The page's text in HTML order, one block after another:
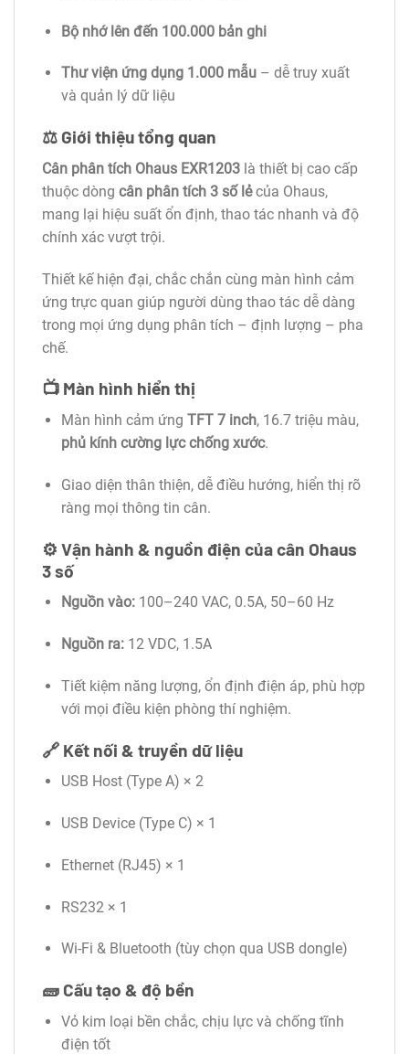
Bộ nhớ lên đến 100.000 bản ghi
Thư viện ứng dụng 1.000 mẫu– dễ truy xuất
và quản lý dữ liệu
⚖️ Giới thiệu tổng quan
Cân phân tích Ohaus EXR1203 là thiết bị cao cấp
thuộc dòng cân phân tích 3 số lẻcủa Ohaus,
mang lại hiệu suất ổn định, thao tác nhanh và độ
chính xác vượt trội.
Thiết kế hiện đại, chắc chắn cùng màn hình cảm
ứng trực quan giúp người dùng thao tác dễ dàng
trong mọi ứng dụng phân tích – định lượng – pha
chế.
📺 Màn hình hiển thị
Màn hình cảm ứng TFT 7 inch, 16.7 triệu màu,
phủ kính cường lực chống xước.
Giao diện thân thiện, dễ điều hướng, hiển thị rõ
ràng mọi thông tin cân.
⚙️ Vận hành & nguồn điện của cân Ohaus
3 số
Nguồn vào:100–240 VAC, 0.5A, 50–60 Hz
Nguồn ra:12 VDC, 1.5A
Tiết kiệm năng lượng, ổn định điện áp, phù hợp
với mọi điều kiện phòng thí nghiệm.
🔗 Kết nối & truyền dữ liệu
USB Host (Type A) × 2
USB Device (Type C) × 1
Ethernet (RJ45) × 1
RS232 × 1
Wi-Fi & Bluetooth (tùy chọn qua USB dongle)
🧱 Cấu tạo & độ bền
Vỏ kim loại bền chắc, chịu lực và chống tĩnh
điện tốt